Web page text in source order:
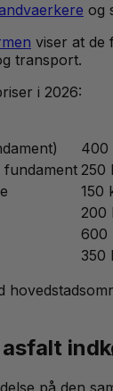
og
viser at de
transport.
i 2026:
400
fundament 250
150
200
600
350